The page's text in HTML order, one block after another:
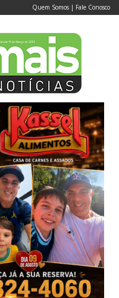
Quem Somos | Fale Conosco